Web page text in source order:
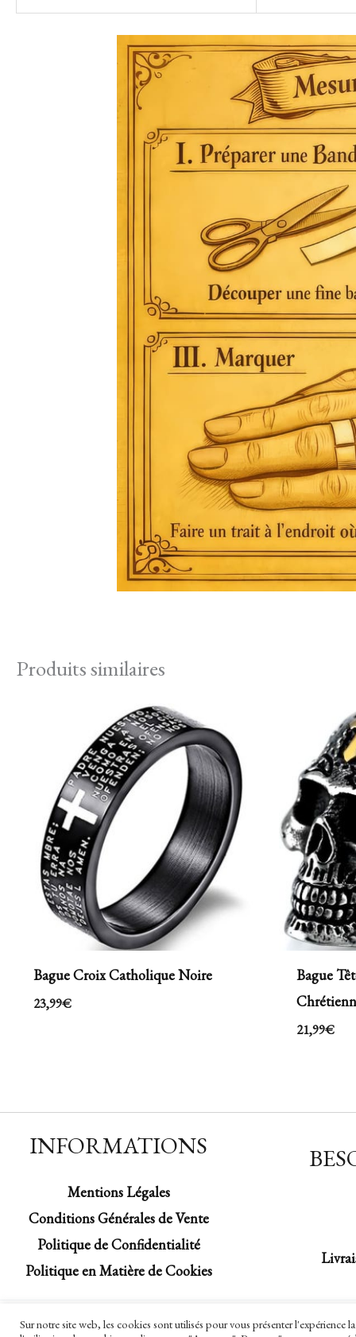
Produits similaires
Bague Croix Catholique Noire
23,99€
Bague
21,99€
INFORMATIONS
Mentions Légales
Conditions Générales de Vente
Politique de Confidentialité
Politique en Matière de Cookies
Sur notre site web, les cookies sont utilisés pour vous présenter l'expérience